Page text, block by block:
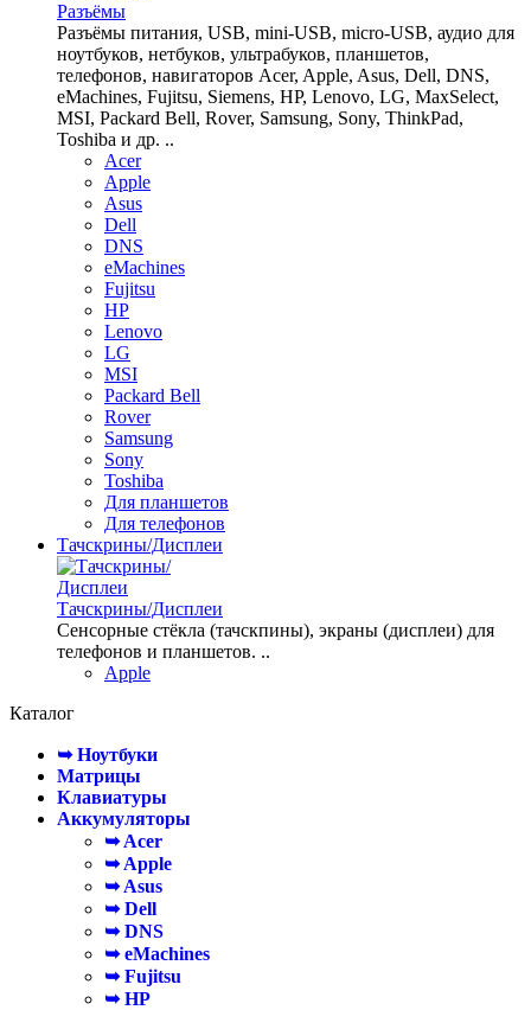
Разъёмы
Разъёмы питания, USB, mini-USB, micro-USB, аудио для
ноутбуков, нетбуков, ультрабуков, планшетов,
телефонов, навигаторов Acer, Apple, Asus, Dell, DNS,
eMachines, Fujitsu, Siemens, HP, Lenovo, LG, MaxSelect,
MSI, Packard Bell, Rover, Samsung, Sony, ThinkPad,
Toshiba и др. ..
Acer
Apple
Asus
Dell
DNS
eMachines
Fujitsu
HP
Lenovo
LG
MSI
Packard Bell
Rover
Samsung
Sony
Toshiba
Для планшетов
Для телефонов
Тачскрины/Дисплеи
Тачскрины/Дисплеи
Сенсорные стёкла (тачскпины), экраны (дисплеи) для
телефонов и планшетов. ..
Apple
Каталог
➥ Ноутбуки
Матрицы
Клавиатуры
Аккумуляторы
➥ Acer
➥ Apple
➥ Asus
➥ Dell
➥ DNS
➥ eMachines
➥ Fujitsu
➥ HP